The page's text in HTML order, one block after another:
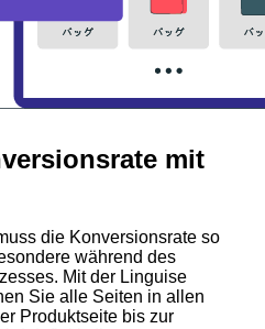
mit
die Konversionsrate so
während des
Mit der Linguise
Sie alle Seiten in allen
Produktseite bis zur